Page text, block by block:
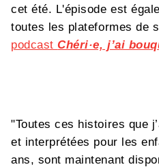
cet été. L'épisode est
toutes les plateformes de
podcastChéri·e, j’ai
"Toutes ces histoires que
et interprétées pour les
ans, sont maintenant